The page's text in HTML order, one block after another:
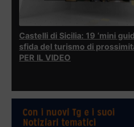
Castelli di Sicilia: 19 ‘mini
sfida del turismo di
PER IL VIDEO